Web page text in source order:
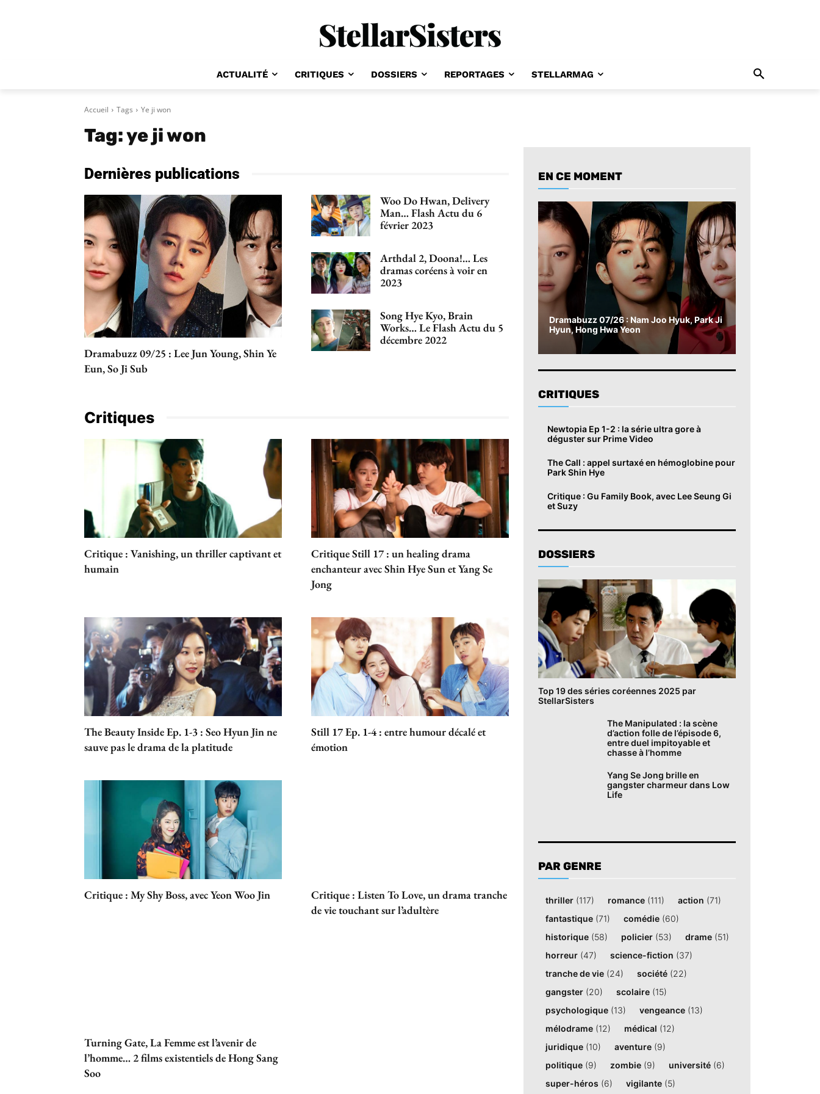
ACTUALITÉ CRITIQUES DOSSIERS REPORTAGES STELLARMAG
Accueil Tags Ye ji won
Tag:ye ji won
Dernières publications
Dramabuzz 09/25 : Lee Jun Young, Shin Ye
Eun, So Ji Sub
Woo Do Hwan, Delivery
Man… Flash Actu du 6
février 2023
Arthdal 2, Doona!… Les
dramas coréens à voir en
2023
Song Hye Kyo, Brain
Works… Le Flash Actu du 5
décembre 2022
Critiques
Critique : Vanishing, un thriller captivant et
humain
Critique Still 17 : un healing drama
enchanteur avec Shin Hye Sun et Yang Se
Jong
The Beauty Inside Ep. 1-3 : Seo Hyun Jin ne
sauve pas le drama de la platitude
Still 17 Ep. 1-4 : entre humour décalé et
émotion
Critique : My Shy Boss, avec Yeon Woo Jin
Critique : Listen To Love, un drama tranche
de vie touchant sur l’adultère
Turning Gate, La Femme est l’avenir de
l’homme… 2 films existentiels de Hong Sang
Soo
EN CE MOMENT
Dramabuzz 07/26 : Nam Joo Hyuk, Park Ji
Hyun, Hong Hwa Yeon
CRITIQUES
Newtopia Ep 1-2 : la série ultra gore à
déguster sur Prime Video
The Call : appel surtaxé en hémoglobine pour
Park Shin Hye
Critique : Gu Family Book, avec Lee Seung Gi
et Suzy
DOSSIERS
Top 19 des séries coréennes 2025 par
StellarSisters
The Manipulated : la scène
d’action folle de l’épisode 6,
entre duel impitoyable et
chasse à l’homme
Yang Se Jong brille en
gangster charmeur dans Low
Life
PAR GENRE
thriller (117) romance (111) action (71)
fantastique (71) comédie (60)
historique (58) policier (53) drame (51)
horreur (47) science-fiction (37)
tranche de vie (24) société (22)
gangster (20) scolaire (15)
psychologique (13) vengeance (13)
mélodrame (12) médical (12)
juridique (10) aventure (9)
politique (9) zombie (9) université (6)
super-héros (6) vigilante (5)